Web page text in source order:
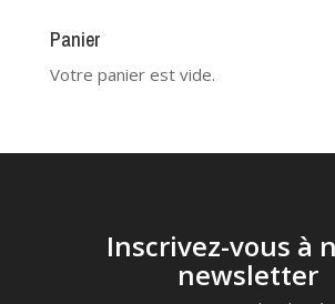
Panier
Votre panier est vide.
Inscrivez-vous à
newsletter